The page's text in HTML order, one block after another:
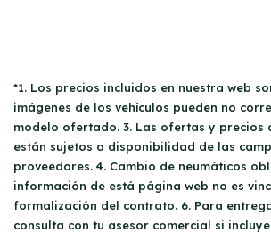
*1. Los precios incluidos en nuestra web
imágenes de los vehículos pueden no
modelo ofertado. 3. Las ofertas y precios
están sujetos a disponibilidad de las
proveedores. 4. Cambio de neumáticos
información de está página web no es
formalización del contrato. 6. Para
consulta con tu asesor comercial si